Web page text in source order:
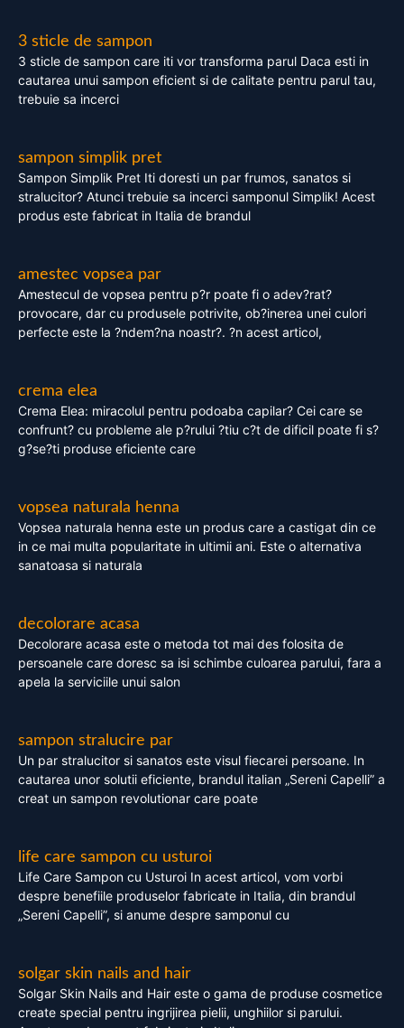
3 sticle de sampon
3 sticle de sampon care iti vor transforma parul Daca esti in
cautarea unui sampon eficient si de calitate pentru parul tau,
trebuie sa incerci
sampon simplik pret
Sampon Simplik Pret Iti doresti un par frumos, sanatos si
stralucitor? Atunci trebuie sa incerci samponul Simplik! Acest
produs este fabricat in Italia de brandul
amestec vopsea par
Amestecul de vopsea pentru p?r poate fi o adev?rat?
provocare, dar cu produsele potrivite, ob?inerea unei culori
perfecte este la ?ndem?na noastr?. ?n acest articol,
crema elea
Crema Elea: miracolul pentru podoaba capilar? Cei care se
confrunt? cu probleme ale p?rului ?tiu c?t de dificil poate fi s?
g?se?ti produse eficiente care
vopsea naturala henna
Vopsea naturala henna este un produs care a castigat din ce
in ce mai multa popularitate in ultimii ani. Este o alternativa
sanatoasa si naturala
decolorare acasa
Decolorare acasa este o metoda tot mai des folosita de
persoanele care doresc sa isi schimbe culoarea parului, fara a
apela la serviciile unui salon
sampon stralucire par
Un par stralucitor si sanatos este visul fiecarei persoane. In
cautarea unor solutii eficiente, brandul italian „Sereni Capelli” a
creat un sampon revolutionar care poate
life care sampon cu usturoi
Life Care Sampon cu Usturoi In acest articol, vom vorbi
despre benefiile produselor fabricate in Italia, din brandul
„Sereni Capelli”, si anume despre samponul cu
solgar skin nails and hair
Solgar Skin Nails and Hair este o gama de produse cosmetice
create special pentru ingrijirea pielii, unghiilor si parului.